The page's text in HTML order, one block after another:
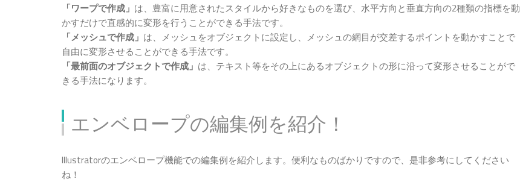
「ワープで作成」 は、豊富に用意されたスタイルから好きなものを選び、水平方向と垂直方向の2種類の指標を動
かすだけで直感的に変形を行うことができる手法です。
「メッシュで作成」 は、メッシュをオブジェクトに設定し、メッシュの網目が交差するポイントを動かすことで
自由に変形させることができる手法です。
「最前面のオブジェクトで作成」 は、テキスト等をその上にあるオブジェクトの形に沿って変形させることがで
きる手法になります。
エンベロープの編集例を紹介！
Illustratorのエンベロープ機能での編集例を紹介します。便利なものばかりですので、是非参考にしてください
ね！